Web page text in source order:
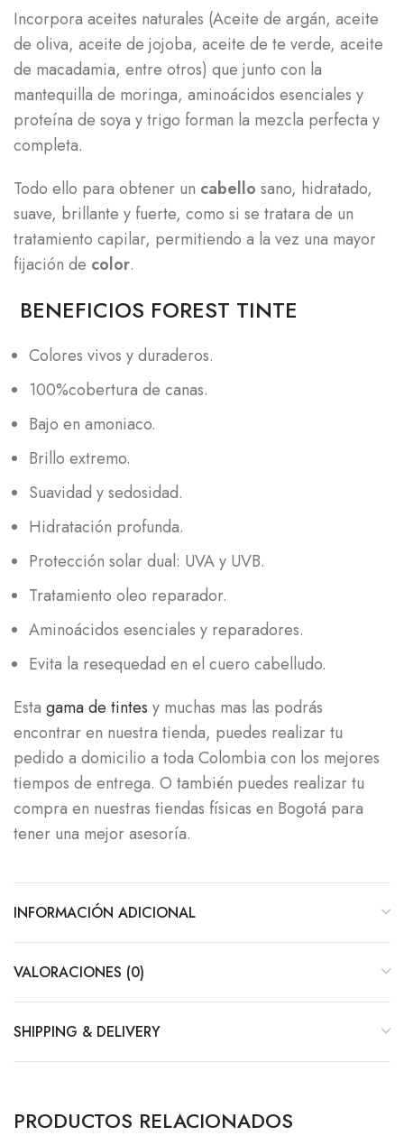
Incorpora aceites naturales (Aceite de argán, aceite
de oliva, aceite de jojoba, aceite de te verde, aceite
de macadamia, entre otros) que junto con la
mantequilla de moringa, aminoácidos esenciales y
proteína de soya y trigo forman la mezcla perfecta y
completa.
Todo ello para obtener un cabello sano, hidratado,
suave, brillante y fuerte, como si se tratara de un
tratamiento capilar, permitiendo a la vez una mayor
fijación de color.
BENEFICIOS FOREST TINTE
Colores vivos y duraderos.
100%cobertura de canas.
Bajo en amoniaco.
Brillo extremo.
Suavidad y sedosidad.
Hidratación profunda.
Protección solar dual: UVA y UVB.
Tratamiento oleo reparador.
Aminoácidos esenciales y reparadores.
Evita la resequedad en el cuero cabelludo.
Esta gama de tintes y muchas mas las podrás
encontrar en nuestra tienda, puedes realizar tu
pedido a domicilio a toda Colombia con los mejores
tiempos de entrega. O también puedes realizar tu
compra en nuestras tiendas físicas en Bogotá para
tener una mejor asesoría.
INFORMACIÓN ADICIONAL
VALORACIONES (0)
SHIPPING & DELIVERY
PRODUCTOS RELACIONADOS